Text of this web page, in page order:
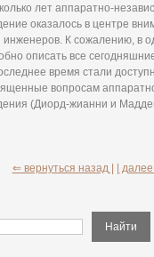
лет аппаратно-
оказалось в центре
инженеров. К сожалению, в
описать все
время стали
вопросам
(Диорд-жианни и
⇐ вернуться назад | |